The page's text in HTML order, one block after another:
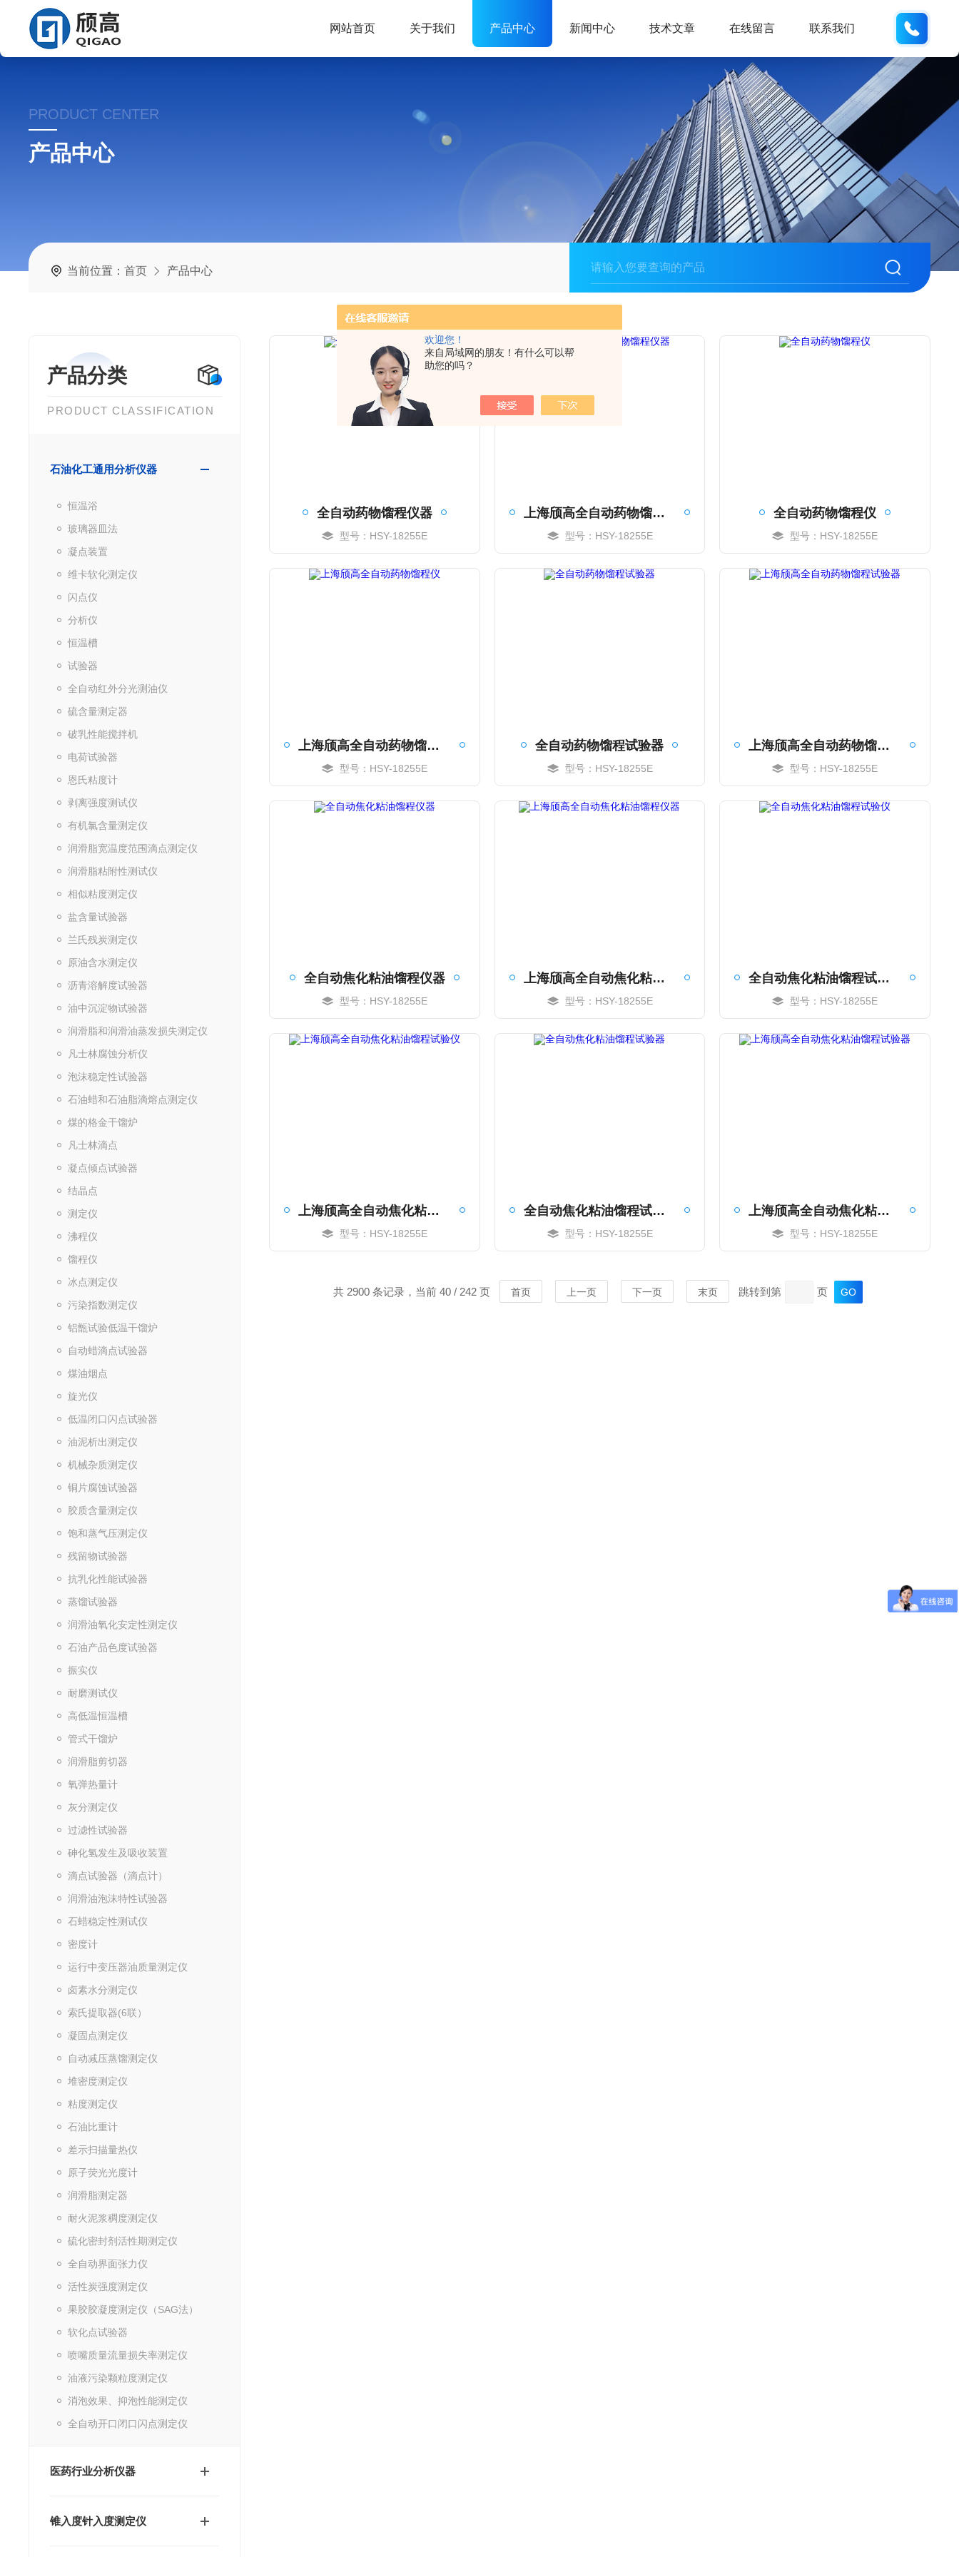
欢迎您！
来自局域网的朋友！有什么可以帮
助您的吗？
网站首页 关于我们 产品中心 新闻中心 技术文章 在线留言 联系我们
PRODUCT CENTER
产品中心
当前位置：首页 产品中心
产品分类
PRODUCT CLASSIFICATION
石油化工通用分析仪器
恒温浴
玻璃器皿法
凝点装置
维卡软化测定仪
闪点仪
分析仪
恒温槽
试验器
全自动红外分光测油仪
硫含量测定器
破乳性能搅拌机
电荷试验器
恩氏粘度计
剥离强度测试仪
有机氯含量测定仪
润滑脂宽温度范围滴点测定仪
润滑脂粘附性测试仪
相似粘度测定仪
盐含量试验器
兰氏残炭测定仪
原油含水测定仪
沥青溶解度试验器
油中沉淀物试验器
润滑脂和润滑油蒸发损失测定仪
凡士林腐蚀分析仪
泡沫稳定性试验器
石油蜡和石油脂滴熔点测定仪
煤的格金干馏炉
凡士林滴点
凝点倾点试验器
结晶点
测定仪
沸程仪
馏程仪
冰点测定仪
污染指数测定仪
铝甑试验低温干馏炉
自动蜡滴点试验器
煤油烟点
旋光仪
低温闭口闪点试验器
油泥析出测定仪
机械杂质测定仪
铜片腐蚀试验器
胶质含量测定仪
饱和蒸气压测定仪
残留物试验器
抗乳化性能试验器
蒸馏试验器
润滑油氧化安定性测定仪
石油产品色度试验器
振实仪
耐磨测试仪
高低温恒温槽
管式干馏炉
润滑脂剪切器
氧弹热量计
灰分测定仪
过滤性试验器
砷化氢发生及吸收装置
滴点试验器（滴点计）
润滑油泡沫特性试验器
石蜡稳定性测试仪
密度计
运行中变压器油质量测定仪
卤素水分测定仪
索氏提取器(6联）
凝固点测定仪
自动减压蒸馏测定仪
堆密度测定仪
粘度测定仪
石油比重计
差示扫描量热仪
原子荧光光度计
润滑脂测定器
耐火泥浆稠度测定仪
硫化密封剂活性期测定仪
全自动界面张力仪
活性炭强度测定仪
果胶胶凝度测定仪（SAG法）
软化点试验器
喷嘴质量流量损失率测定仪
油液污染颗粒度测定仪
消泡效果、抑泡性能测定仪
全自动开口闭口闪点测定仪
医药行业分析仪器
锥入度针入度测定仪
全自动药物馏程仪器
型号：HSY-18255E
上海颀高全自动药物馏程仪器
型号：HSY-18255E
全自动药物馏程仪
型号：HSY-18255E
上海颀高全自动药物馏程仪
型号：HSY-18255E
全自动药物馏程试验器
型号：HSY-18255E
上海颀高全自动药物馏程试验器
型号：HSY-18255E
全自动焦化粘油馏程仪器
型号：HSY-18255E
上海颀高全自动焦化粘油馏程仪器
型号：HSY-18255E
全自动焦化粘油馏程试验仪
型号：HSY-18255E
上海颀高全自动焦化粘油馏程试验仪
型号：HSY-18255E
全自动焦化粘油馏程试验器
型号：HSY-18255E
上海颀高全自动焦化粘油馏程试验器
型号：HSY-18255E
共 2900 条记录，当前 40 / 242 页 首页 上一页 下一页 末页 跳转到第 页